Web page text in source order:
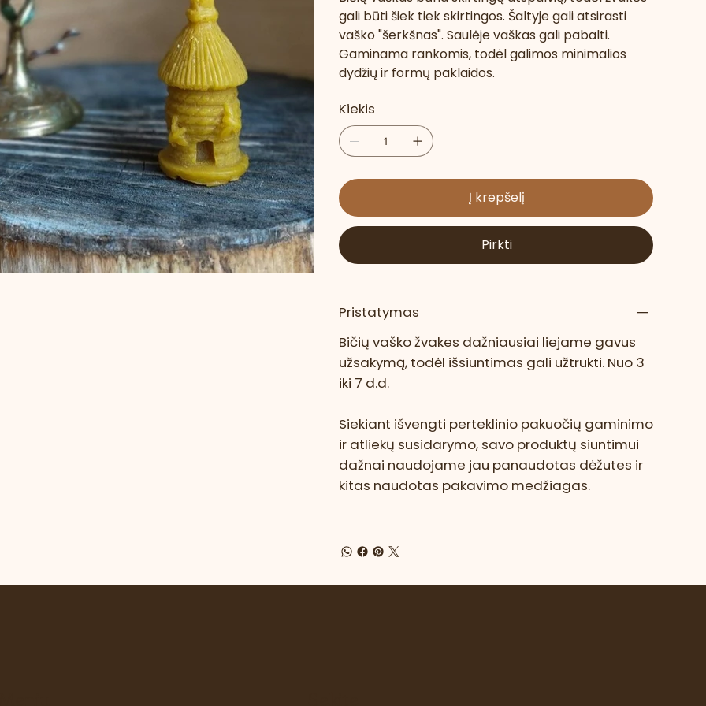
gali būti šiek tiek skirtingos. Šaltyje gali atsirasti
vaško "šerkšnas". Saulėje vaškas gali pabalti.
Gaminama rankomis, todėl galimos minimalios
dydžių ir formų paklaidos.
Kiekis
Į krepšelį
Pirkti
Pristatymas
Bičių vaško žvakes dažniausiai liejame gavus
užsakymą, todėl išsiuntimas gali užtrukti. Nuo 3
iki 7 d.d.
Siekiant išvengti perteklinio pakuočių gaminimo
ir atliekų susidarymo, savo produktų siuntimui
dažnai naudojame jau panaudotas dėžutes ir
kitas naudotas pakavimo medžiagas.